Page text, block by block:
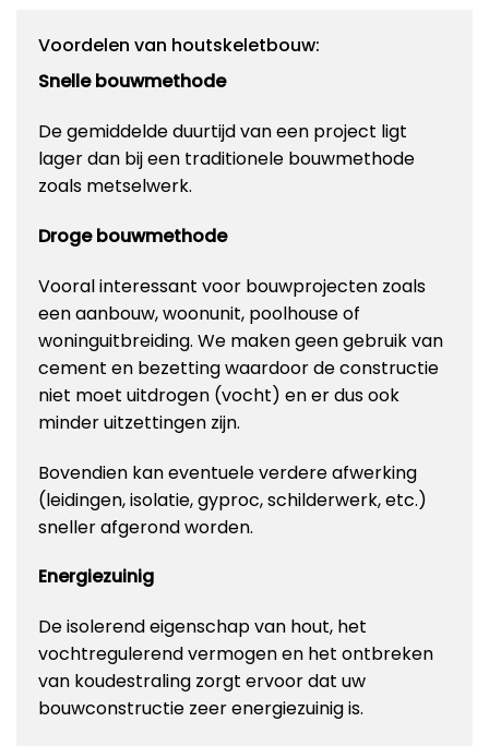
Voordelen van houtskeletbouw:
Snelle bouwmethode
De gemiddelde duurtijd van een project ligt
lager dan bij een traditionele bouwmethode
zoals metselwerk.
Droge bouwmethode
Vooral interessant voor bouwprojecten zoals
een aanbouw, woonunit, poolhouse of
woninguitbreiding. We maken geen gebruik van
cement en bezetting waardoor de constructie
niet moet uitdrogen (vocht) en er dus ook
minder uitzettingen zijn.
Bovendien kan eventuele verdere afwerking
(leidingen, isolatie, gyproc, schilderwerk, etc.)
sneller afgerond worden.
Energiezuinig
De isolerend eigenschap van hout, het
vochtregulerend vermogen en het ontbreken
van koudestraling zorgt ervoor dat uw
bouwconstructie zeer energiezuinig is.